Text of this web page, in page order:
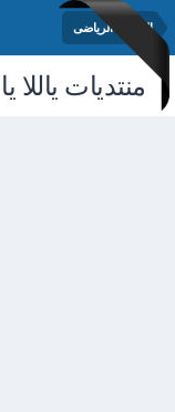
المنتدى الرياضى
منتديات ياللا